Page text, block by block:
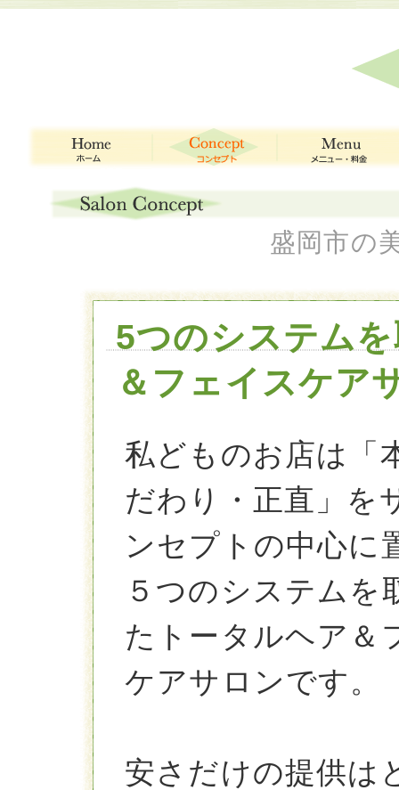
盛岡市の
5つのシステム
＆フェイスケア
私どものお店は「
だわり・正直」を
ンセプトの中心に
５つのシステムを
たトータルヘア＆
ケアサロンです。
安さだけの提供は